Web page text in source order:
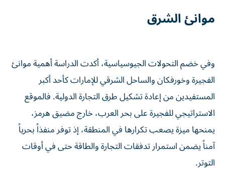
موانئ الشرق
وفي خضم التحولات الجيوسياسية، أكدت الدراسة أهمية موانئ
الفجيرة وخورفكان والساحل الشرقي للإمارات كأحد أكبر
المستفيدين من إعادة تشكيل طرق التجارة الدولية. فالموقع
الاستراتيجي للفجيرة على بحر العرب، خارج مضيق هرمز،
يمنحها ميزة يصعب تكرارها في المنطقة، إذ توفر منفذاً بحرياً
آمناً يضمن استمرار تدفقات التجارة والطاقة حتى في أوقات
التوتر.